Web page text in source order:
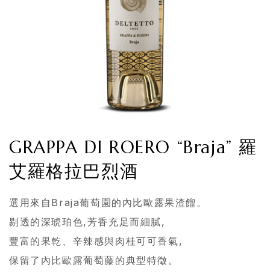
GRAPPA DI ROERO “Braja” 羅
艾羅格拉巴烈酒
選用來自Braja葡萄園的內比歐露果渣餾。
剔透的深琥珀色,芳香充足而細膩,
豐富的果乾、辛辣感與肉桂可可香氣,
保留了內比歐露葡萄藤的典型特徵。